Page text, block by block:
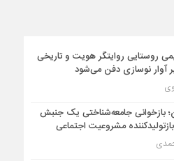
روستایی روایتگر هویت و تاریخی
آوار نوسازی دفن می‌شود
بازخوانی جامعه‌شناختی یک جنبش
مشروعیت اجتماعی